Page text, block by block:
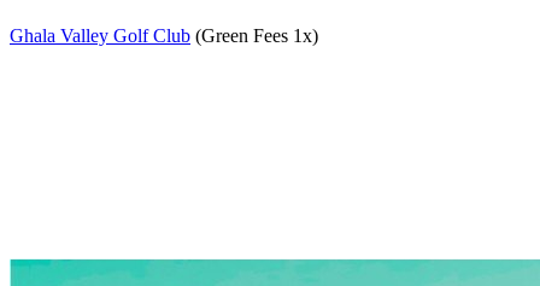
Ghala Valley Golf Club (Green Fees 1x)